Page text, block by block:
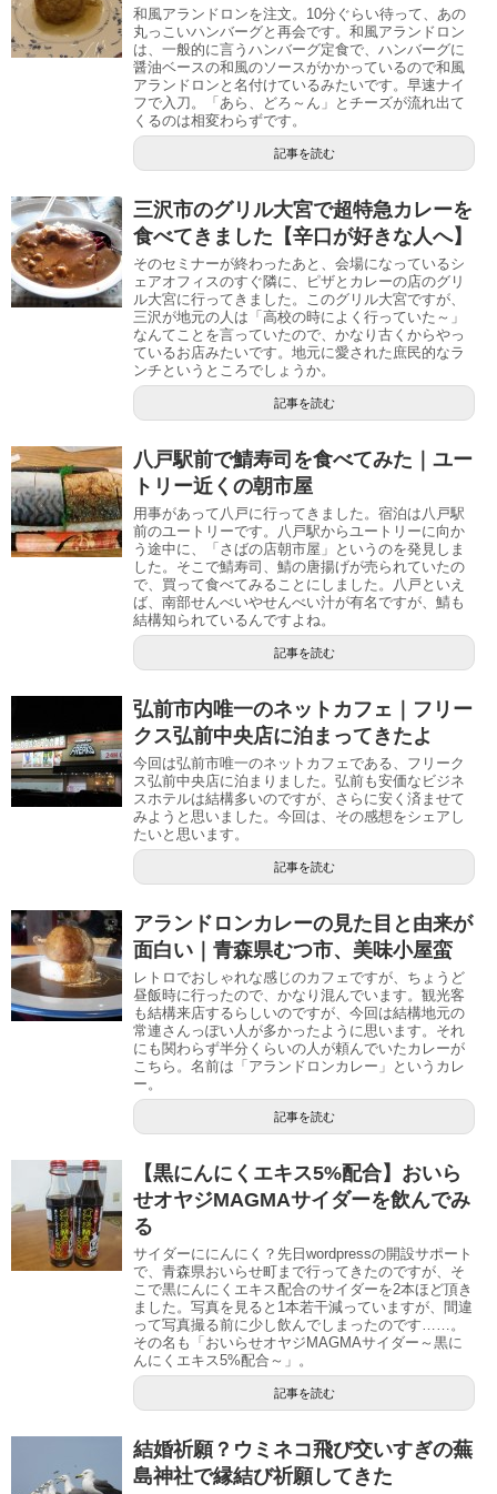
和風アランドロンを注文。10分ぐらい待って、あの
丸っこいハンバーグと再会です。和風アランドロン
は、一般的に言うハンバーグ定食で、ハンバーグに
醤油ベースの和風のソースがかかっているので和風
アランドロンと名付けているみたいです。早速ナイ
フで入刀。「あら、どろ～ん」とチーズが流れ出て
くるのは相変わらずです。
記事を読む
三沢市のグリル大宮で超特急カレーを
食べてきました【辛口が好きな人へ】
そのセミナーが終わったあと、会場になっているシ
ェアオフィスのすぐ隣に、ピザとカレーの店のグリ
ル大宮に行ってきました。このグリル大宮ですが、
三沢が地元の人は「高校の時によく行っていた～」
なんてことを言っていたので、かなり古くからやっ
ているお店みたいです。地元に愛された庶民的なラ
ンチというところでしょうか。
記事を読む
八戸駅前で鯖寿司を食べてみた｜ユー
トリー近くの朝市屋
用事があって八戸に行ってきました。宿泊は八戸駅
前のユートリーです。八戸駅からユートリーに向か
う途中に、「さばの店朝市屋」というのを発見しま
した。そこで鯖寿司、鯖の唐揚げが売られていたの
で、買って食べてみることにしました。八戸といえ
ば、南部せんべいやせんべい汁が有名ですが、鯖も
結構知られているんですよね。
記事を読む
弘前市内唯一のネットカフェ｜フリー
クス弘前中央店に泊まってきたよ
今回は弘前市唯一のネットカフェである、フリーク
ス弘前中央店に泊まりました。弘前も安価なビジネ
スホテルは結構多いのですが、さらに安く済ませて
みようと思いました。今回は、その感想をシェアし
たいと思います。
記事を読む
アランドロンカレーの見た目と由来が
面白い｜青森県むつ市、美味小屋蛮
レトロでおしゃれな感じのカフェですが、ちょうど
昼飯時に行ったので、かなり混んでいます。観光客
も結構来店するらしいのですが、今回は結構地元の
常連さんっぽい人が多かったように思います。それ
にも関わらず半分くらいの人が頼んでいたカレーが
こちら。名前は「アランドロンカレー」というカレ
ー。
記事を読む
【黒にんにくエキス5%配合】おいら
せオヤジMAGMAサイダーを飲んでみ
る
サイダーににんにく？先日wordpressの開設サポート
で、青森県おいらせ町まで行ってきたのですが、そ
こで黒にんにくエキス配合のサイダーを2本ほど頂き
ました。写真を見ると1本若干減っていますが、間違
って写真撮る前に少し飲んでしまったのです……。
その名も「おいらせオヤジMAGMAサイダー～黒に
んにくエキス5%配合～」。
記事を読む
結婚祈願？ウミネコ飛び交いすぎの蕪
島神社で縁結び祈願してきた